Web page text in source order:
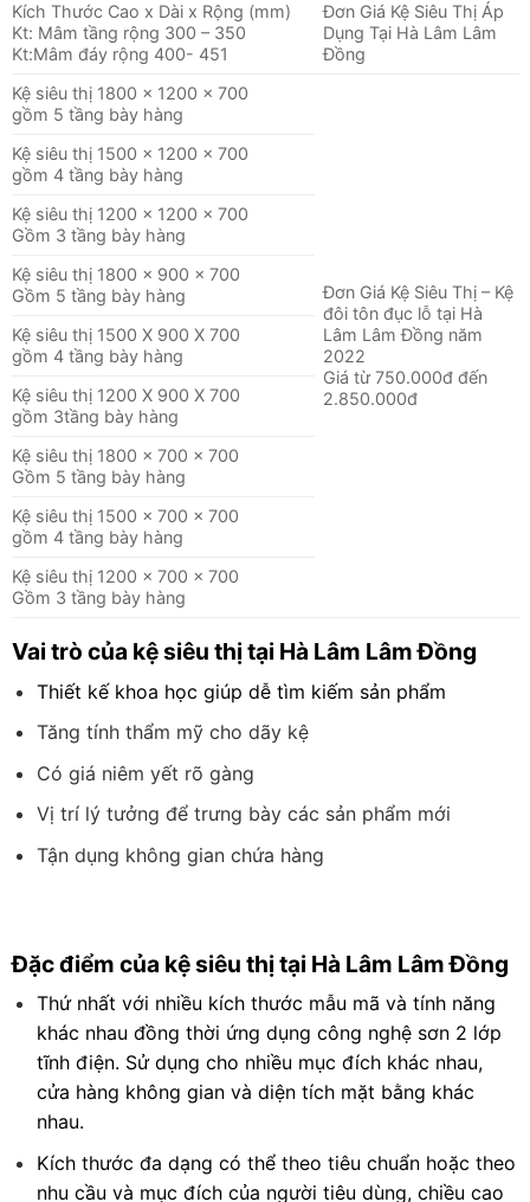
Kích Thước Cao x Dài x Rộng (mm)
Kt: Mâm tầng rộng 300 – 350
Kt:Mâm đáy rộng 400- 451
Đơn Giá Kệ Siêu Thị Áp
Dụng Tại Hà Lâm Lâm
Đồng
Kệ siêu thị 1800 x 1200 x 700
gồm 5 tầng bày hàng
Đơn Giá Kệ Siêu Thị – Kệ
đôi tôn đục lỗ tại Hà
Lâm Lâm Đồng năm
2022
Giá từ 750.000đ đến
2.850.000đ
Kệ siêu thị 1500 x 1200 x 700
gồm 4 tầng bày hàng
Kệ siêu thị 1200 x 1200 x 700
Gồm 3 tầng bày hàng
Kệ siêu thị 1800 x 900 x 700
Gồm 5 tầng bày hàng
Kệ siêu thị 1500 X 900 X 700
gồm 4 tầng bày hàng
Kệ siêu thị 1200 X 900 X 700
gồm 3tầng bày hàng
Kệ siêu thị 1800 x 700 x 700
Gồm 5 tầng bày hàng
Kệ siêu thị 1500 x 700 x 700
gồm 4 tầng bày hàng
Kệ siêu thị 1200 x 700 x 700
Gồm 3 tầng bày hàng
Vai trò của kệ siêu thị tại Hà Lâm Lâm Đồng
Thiết kế khoa học giúp dễ tìm kiếm sản phẩm
Tăng tính thẩm mỹ cho dãy kệ
Có giá niêm yết rõ gàng
Vị trí lý tưởng để trưng bày các sản phẩm mới
Tận dụng không gian chứa hàng
Đặc điểm của kệ siêu thị tại Hà Lâm Lâm Đồng
Thứ nhất với nhiều kích thước mẫu mã và tính năng
khác nhau đồng thời ứng dụng công nghệ sơn 2 lớp
tĩnh điện. Sử dụng cho nhiều mục đích khác nhau,
cửa hàng không gian và diện tích mặt bằng khác
nhau.
Kích thước đa dạng có thể theo tiêu chuẩn hoặc theo
nhu cầu và mục đích của người tiêu dùng, chiều cao